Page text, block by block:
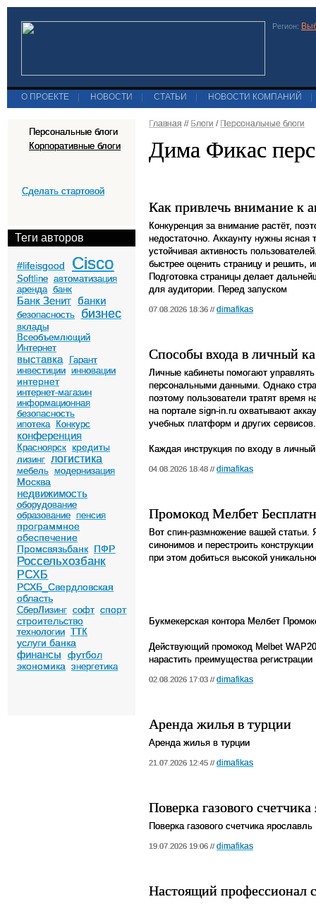
Регион:
О ПРОЕКТЕ НОВОСТИ СТАТЬИ НОВОСТИ КОМПАНИЙ
Персональные блоги
Корпоративные блоги
Сделать стартовой
Теги авторов
#lifeisgood Cisco
Softline автоматизация
аренда банк
Банк Зенит банки
безопасность бизнес
вклады
Всеобъемлющий
Интернет
выставка
Гарант
инвестиции инновации
интернет
интернет-магазин
информационная
безопасность
ипотека
Конкурс
конференция
Красноярск кредиты
лизинг логистика
мебель модернизация
Москва
недвижимость
оборудование
образование пенсия
программное
обеспечение
Промсвязьбанк ПФР
Россельхозбанк
РСХБ
РСХБ_Свердловская
область
СберЛизинг софт спорт
строительство
технологии ТТК
услуги банка
финансы
футбол
экономика
энергетика
Главная // Блоги / Персональные блоги
Дима Фикас
Как привлечь внимание к
Конкуренция за внимание растёт,
недостаточно. Аккаунту нужны
устойчивая активность
быстрее оценить страницу и решить,
Подготовка страницы делает
для аудитории. Перед запуском
07.08.2026 18:36 // dimafikas
Способы входа в личный
Личные кабинеты помогают
персональными данными. Однако
поэтому пользователи тратят время
на портале sign-in.ru охватывают
учебных платформ и других сервисов.
Каждая инструкция по входу в
04.08.2026 18:48 // dimafikas
Промокод Мелбет
Вот спин-размножение вашей статьи.
синонимов и перестроить
при этом добиться высокой
Букмекерская контора Мелбет
Действующий промокод Melbet
нарастить преимущества регистрации
02.08.2026 17:03 // dimafikas
Аренда жилья в турции
Аренда жилья в турции
21.07.2026 12:45 // dimafikas
Поверка газового счетчика
Поверка газового счетчика ярославль
19.07.2026 19:06 // dimafikas
Настоящий профессионал